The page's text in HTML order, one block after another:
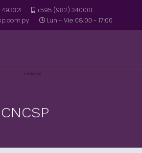
+595 (982) 340001
Lun - Vie 08:00 - 17:00